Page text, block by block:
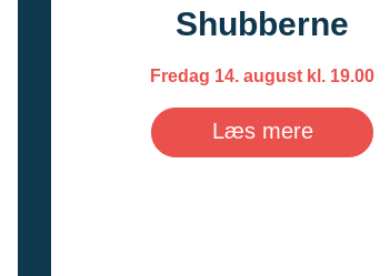
Shubberne
Fredag 14. august kl. 19.00
Læs mere